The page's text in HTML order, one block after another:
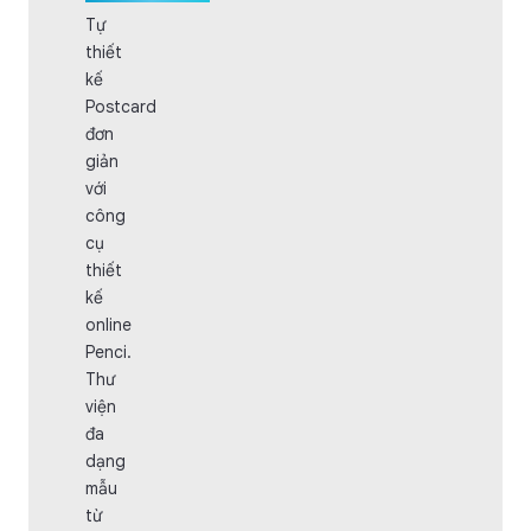
Tự
thiết
kế
Postcard
đơn
giản
với
công
cụ
thiết
kế
online
Penci.
Thư
viện
đa
dạng
mẫu
từ